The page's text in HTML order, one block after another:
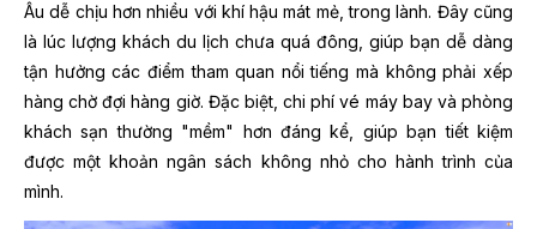
Âu dễ chịu hơn nhiều với khí hậu mát mẻ, trong lành. Đây cũng
là lúc lượng khách du lịch chưa quá đông, giúp bạn dễ dàng
tận hưởng các điểm tham quan nổi tiếng mà không phải xếp
hàng chờ đợi hàng giờ. Đặc biệt, chi phí vé máy bay và phòng
khách sạn thường "mềm" hơn đáng kể, giúp bạn tiết kiệm
được một khoản ngân sách không nhỏ cho hành trình của
mình.